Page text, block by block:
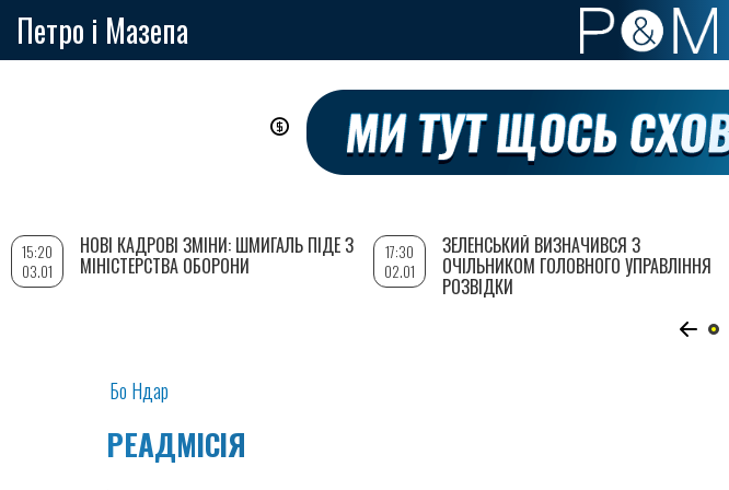
Петро і Мазепа
Бо Ндар
РЕАДМІСІЯ
15:20
03.01
НОВІ КАДРОВІ ЗМІНИ: ШМИГАЛЬ ПІДЕ З
МІНІСТЕРСТВА ОБОРОНИ
17:30
02.01
ЗЕЛЕНСЬКИЙ ВИЗНАЧИВСЯ З
ОЧІЛЬНИКОМ ГОЛОВНОГО УПРАВЛІННЯ
РОЗВІДКИ